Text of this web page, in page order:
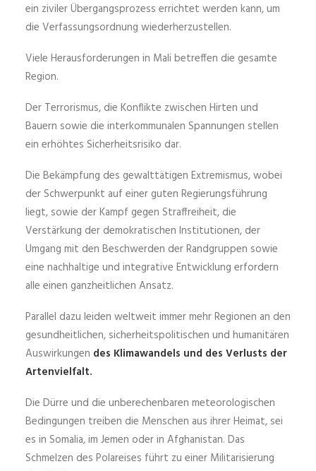
ein ziviler Übergangsprozess errichtet werden kann, um
die Verfassungsordnung wiederherzustellen.
Viele Herausforderungen in Mali betreffen die gesamte
Region.
Der Terrorismus, die Konflikte zwischen Hirten und
Bauern sowie die interkommunalen Spannungen stellen
ein erhöhtes Sicherheitsrisiko dar.
Die Bekämpfung des gewalttätigen Extremismus, wobei
der Schwerpunkt auf einer guten Regierungsführung
liegt, sowie der Kampf gegen Straffreiheit, die
Verstärkung der demokratischen Institutionen, der
Umgang mit den Beschwerden der Randgruppen sowie
eine nachhaltige und integrative Entwicklung erfordern
alle einen ganzheitlichen Ansatz.
Parallel dazu leiden weltweit immer mehr Regionen an den
gesundheitlichen, sicherheitspolitischen und humanitären
Auswirkungen des Klimawandels und des Verlusts der
Artenvielfalt.
Die Dürre und die unberechenbaren meteorologischen
Bedingungen treiben die Menschen aus ihrer Heimat, sei
es in Somalia, im Jemen oder in Afghanistan. Das
Schmelzen des Polareises führt zu einer Militarisierung